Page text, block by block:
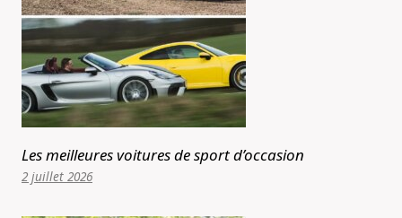
Les meilleures voitures de sport d’occasion
2 juillet 2026